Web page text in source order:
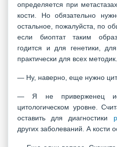
определяется при метастазах
кости. Но обязательно
остальное, пожалуйста, по
если биоптат таким
годится и для генетики,
практически для всех методик.
— Ну, наверно, еще нужно
— Я не приверженец
цитологическом уровне.
оставить для диагностики
других заболеваний. А кости